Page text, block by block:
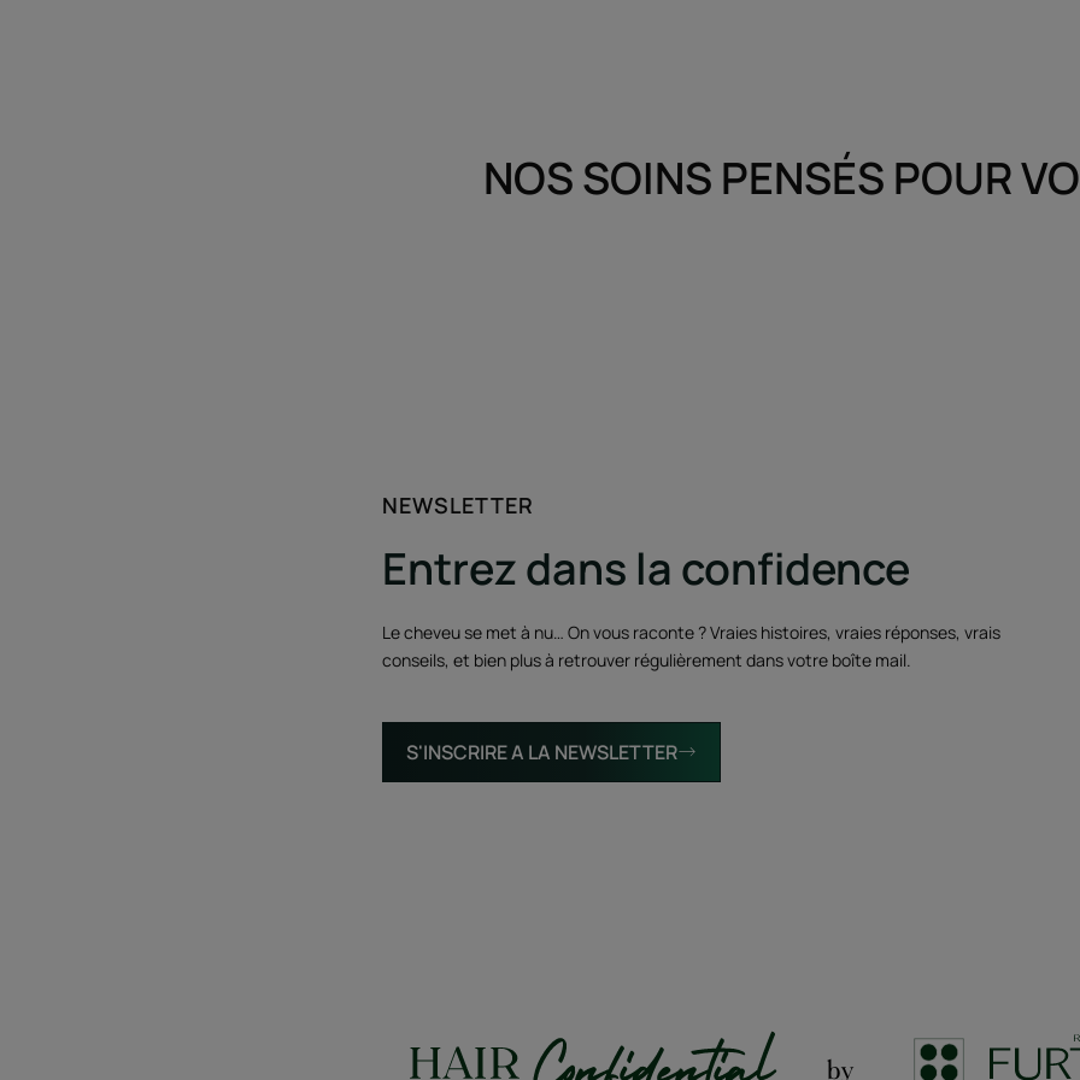
NOS SOINS PENSÉS POUR
NEWSLETTER
Entrez dans la confidence
Le cheveu se met à nu… On vous raconte ? Vraies histoires, vraies réponses, vrais
conseils, et bien plus à retrouver régulièrement dans votre boîte mail.
S'INSCRIRE A LA NEWSLETTER